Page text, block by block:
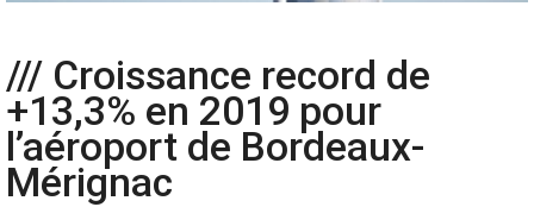
/// Croissance record de
+13,3% en 2019 pour
l’aéroport de Bordeaux-
Mérignac